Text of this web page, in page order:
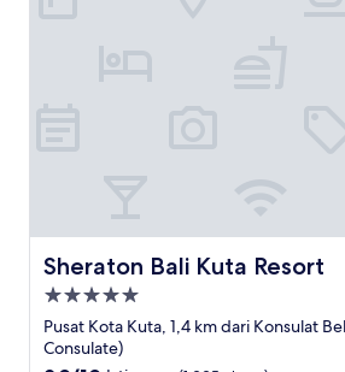
Sheraton Bali Kuta Resort
Sheraton Bali Kuta Resort
Properti
bintang
5.0
Pusat Kota Kuta, 1,4 km dari Konsulat
Consulate)